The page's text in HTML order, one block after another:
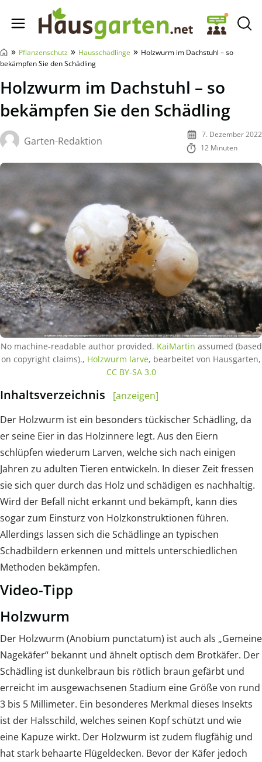
Hausgarten.net
» Pflanzenschutz » Hausschädlinge » Holzwurm im Dachstuhl – so
bekämpfen Sie den Schädling
Holzwurm im Dachstuhl – so
bekämpfen Sie den Schädling
Garten-Redaktion
7. Dezember 2022
12 Minuten
No machine-readable author provided. KaiMartin assumed (based
on copyright claims)., Holzwurm larve, bearbeitet von Hausgarten,
CC BY-SA 3.0
Inhaltsverzeichnis
[anzeigen]
Der Holzwurm ist ein besonders tückischer Schädling, da
er seine Eier in das Holzinnere legt. Aus den Eiern
schlüpfen wiederum Larven, welche sich nach einigen
Jahren zu adulten Tieren entwickeln. In dieser Zeit fressen
sie sich quer durch das Holz und schädigen es nachhaltig.
Wird der Befall nicht erkannt und bekämpft, kann dies
sogar zum Einsturz von Holzkonstruktionen führen.
Allerdings lassen sich die Schädlinge an typischen
Schadbildern erkennen und mittels unterschiedlichen
Methoden bekämpfen.
Video-Tipp
Holzwurm
Der Holzwurm (Anobium punctatum) ist auch als „Gemeine
Nagekäfer“ bekannt und ähnelt optisch dem Brotkäfer. Der
Schädling ist dunkelbraun bis rötlich braun gefärbt und
erreicht im ausgewachsenen Stadium eine Größe von rund
3 bis 5 Millimeter. Ein besonderes Merkmal dieses Insekts
ist der Halsschild, welches seinen Kopf schützt und wie
eine Kapuze wirkt. Der Holzwurm ist zudem flugfähig und
hat stark behaarte Flügeldecken. Bevor der Käfer jedoch